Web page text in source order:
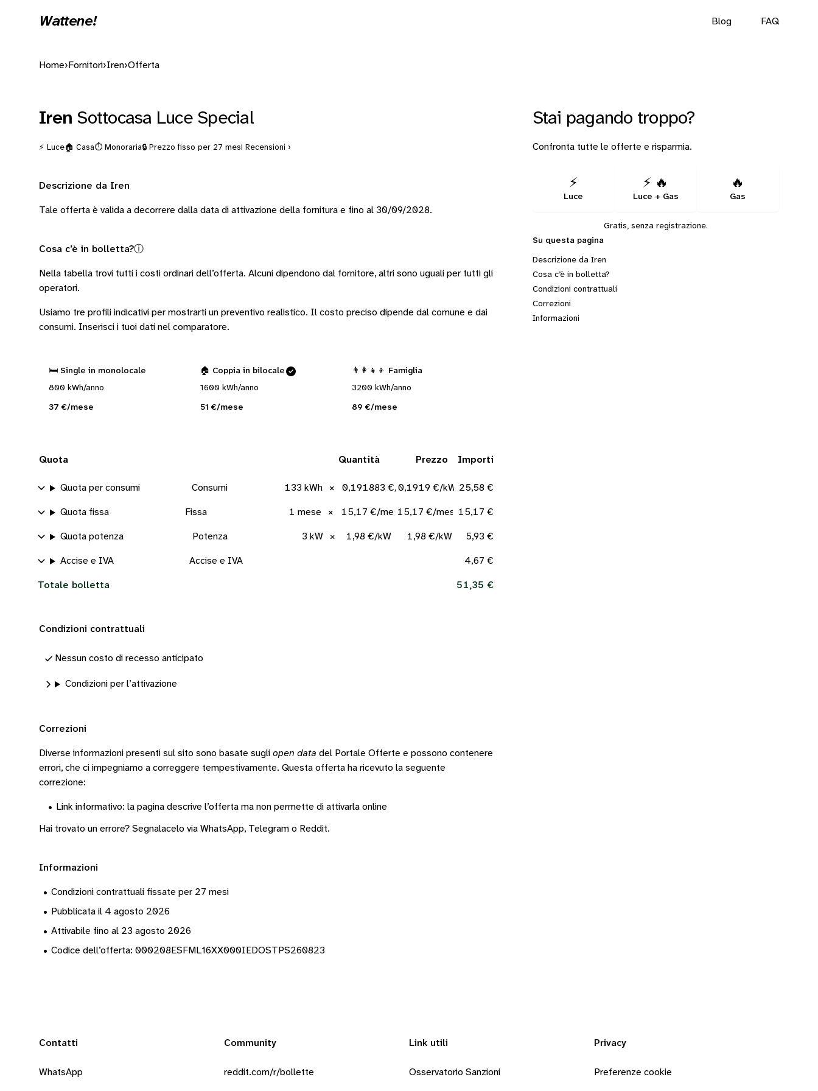
Wattene! Blog FAQ
Home› Fornitori›Iren›Offerta
Iren Sottocasa Luce Special
⚡ Luce🏠 Casa⏱️ Monoraria🔒 Prezzo fisso per 27 mesi Recensioni ›
Descrizione da Iren
Tale offerta è valida a decorrere dalla data di attivazione della fornitura e fino al 30/09/2028.
Cosa c’è in bolletta?ⓘ
Nella tabella trovi tutti i costi ordinari dell’offerta. Alcuni dipendono dal fornitore, altri sono uguali per tutti gli
operatori.
Usiamo tre profili indicativi per mostrarti un preventivo realistico. Il costo preciso dipende dal comune e dai
consumi. Inserisci i tuoi dati nel comparatore.
🛏️ Single in monolocale
800 kWh/anno
37 €/mese
🏠 Coppia in bilocale
1600 kWh/anno
51 €/mese
👨‍👩‍👧‍👦 Famiglia
3200 kWh/anno
89 €/mese
Quota Quantità Prezzo Importi
Quota per consumi Consumi 133 kWh × 0,191883 €/kWh0,1919 €/kWh25,58 €
Quota fissa Fissa 1 mese × 15,17 €/mese15,17 €/mese15,17 €
Quota potenza Potenza 3 kW × 1,98 €/kW 1,98 €/kW 5,93 €
Accise e IVA Accise e IVA 4,67 €
Totale bolletta 51,35 €
Condizioni contrattuali
Nessun costo di recesso anticipato
Condizioni per l’attivazione
Correzioni
Diverse informazioni presenti sul sito sono basate sugli open data del Portale Offerte e possono contenere
errori, che ci impegniamo a correggere tempestivamente. Questa offerta ha ricevuto la seguente
correzione:
• Link informativo: la pagina descrive l’offerta ma non permette di attivarla online
Hai trovato un errore? Segnalacelo via WhatsApp, Telegram o Reddit.
Informazioni
• Condizioni contrattuali fissate per 27 mesi
• Pubblicata il 4 agosto 2026
• Attivabile fino al 23 agosto 2026
• Codice dell’offerta: 000208ESFML16XX000IEDOSTPS260823
Stai pagando troppo?
Confronta tutte le offerte e risparmia.
⚡
Luce
⚡ 🔥
Luce + Gas
🔥
Gas
Gratis, senza registrazione.
Su questa pagina
Descrizione da Iren
Cosa c’è in bolletta?
Condizioni contrattuali
Correzioni
Informazioni
Contatti
WhatsApp
Community
reddit.com/r/bollette
Link utili
Osservatorio Sanzioni
Privacy
Preferenze cookie